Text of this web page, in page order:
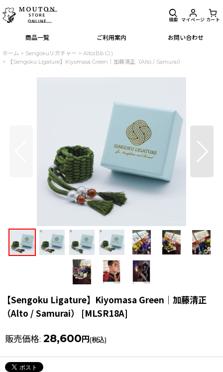
商品一覧 ご利用案内 お問い合わせ
検索 マイページ カート
ホーム > Sengokuリガチャー > Alto(Bb Cl.)
>
【Sengoku Ligature】Kiyomasa Green｜加藤清正（Alto / Samurai）
【Sengoku Ligature】Kiyomasa Green｜加藤清正
（Alto / Samurai）
[MLSR18A]
販売価格: 28,600円(税込)